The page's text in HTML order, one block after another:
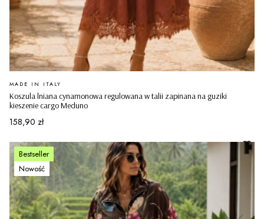
Koszula lniana cynamonowa regulowana w talii zapinana na guziki
kieszenie cargo Meduno
PRODUCENT
MADE IN ITALY
Cena
158,90 zł
Bestseller
Nowość